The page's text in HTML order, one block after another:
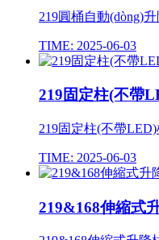
219圓桶自動(dòng)
TIME: 2025-06-03
219固定柱(不帶
219固定柱(不帶
TIME: 2025-06-03
219&168伸縮式